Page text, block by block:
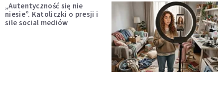
„Autentyczność się nie
niesie”. Katoliczki o presji i
sile social mediów